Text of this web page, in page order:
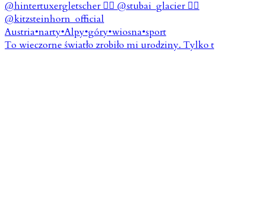
To wieczorne światło zrobiło mi urodziny. Tylko t